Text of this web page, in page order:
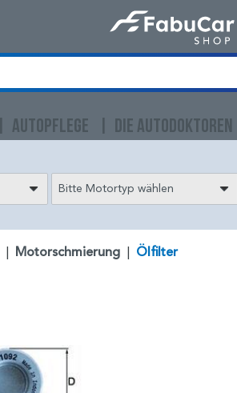
AUTOPFLEGE DIE AUTODOKTOREN
Bitte Motortyp wählen
Motorschmierung Ölfilter